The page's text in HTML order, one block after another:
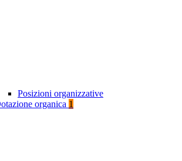
Posizioni organizzative
organica 1